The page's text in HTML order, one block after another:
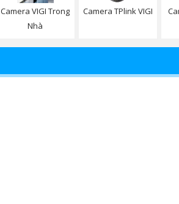
Camera VIGI Trong
Nhà
Camera TPlink VIGI